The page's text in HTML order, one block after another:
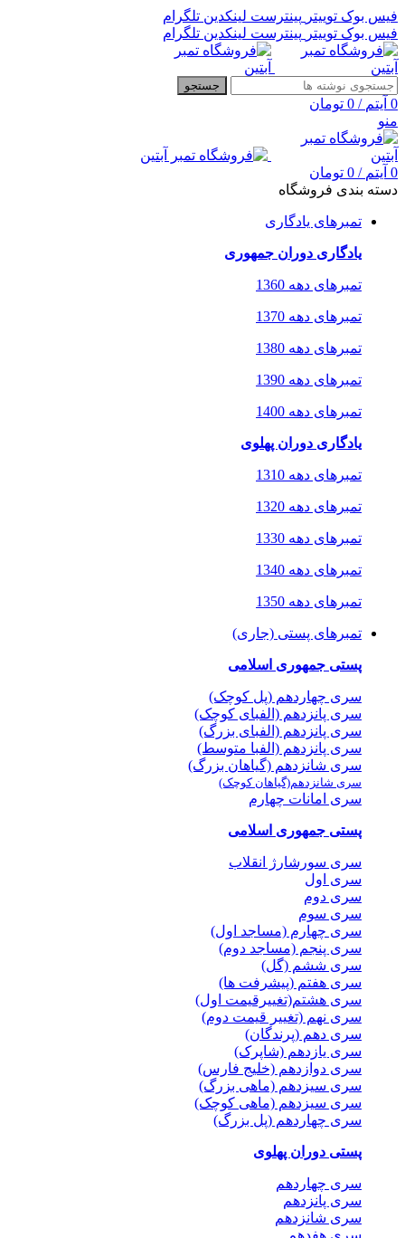
فیس بوک توییتر پینترست لینکدین تلگرام
فیس بوک توییتر پینترست لینکدین تلگرام
جستجو
0 آیتم /
0 تومان
منو
0 آیتم /
0 تومان
دسته بندی فروشگاه
تمبرهای یادگاری
یادگاری دوران جمهوری
تمبرهای دهه 1360
تمبرهای دهه 1370
تمبرهای دهه 1380
تمبرهای دهه 1390
تمبرهای دهه 1400
یادگاری دوران پهلوی
تمبرهای دهه 1310
تمبرهای دهه 1320
تمبرهای دهه 1330
تمبرهای دهه 1340
تمبرهای دهه 1350
تمبرهای پستی (جاری)
پستی جمهوری اسلامی
سری چهاردهم (پل کوچک)
سری پانزدهم (الفبای کوچک)
سری پانزدهم (الفبای بزرگ)
سری پانزدهم (الفبا متوسط)
سری شانزدهم (گیاهان بزرگ)
سری شانزدهم(گیاهان کوچک)
سری امانات چهارم
پستی جمهوری اسلامی
سری سورشارژ انقلاب
سری اول
سری دوم
سری سوم
سری چهارم (مساجد اول)
سری پنجم (مساجد دوم)
سری ششم (گل)
سری هفتم (پیشرفت ها)
سری هشتم(تغییرقیمت اول)
سری نهم (تغییر قیمت دوم)
سری دهم (پرندگان)
سری یازدهم (شاپرک)
سری دوازدهم (خلیج فارس)
سری سیزدهم (ماهی بزرگ)
سری سیزدهم (ماهی کوچک)
سری چهاردهم (پل بزرگ)
پستی دوران پهلوی
سری چهاردهم
سری پانزدهم
سری شانزدهم
سری هفدهم